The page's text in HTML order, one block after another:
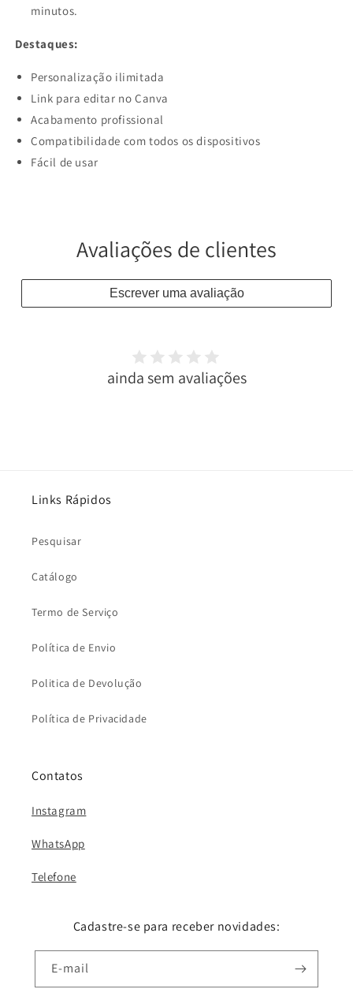
minutos.
Destaques:
Personalização ilimitada
Link para editar no Canva
Acabamento profissional
Compatibilidade com todos os dispositivos
Fácil de usar
Avaliações de clientes
Escrever uma avaliação
ainda sem avaliações
Links Rápidos
Pesquisar
Catálogo
Termo de Serviço
Política de Envio
Politica de Devolução
Política de Privacidade
Contatos
Instagram
WhatsApp
Telefone
Cadastre-se para receber novidades:
E-mail